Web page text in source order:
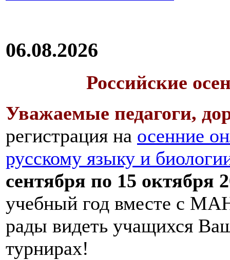
06.08.2026
Российские
Уважаемые педагоги,
регистрация на осенние
русскому языку и
сентября по 15 октября
учебный год вместе с
рады видеть учащихся
турнирах!